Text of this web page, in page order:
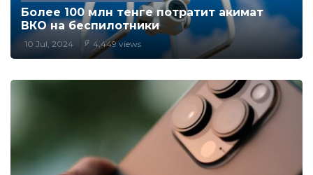
Более 100 млн тенге потратит акимат
ВКО на беспилотники
10 Jul, 2024 4,449 views